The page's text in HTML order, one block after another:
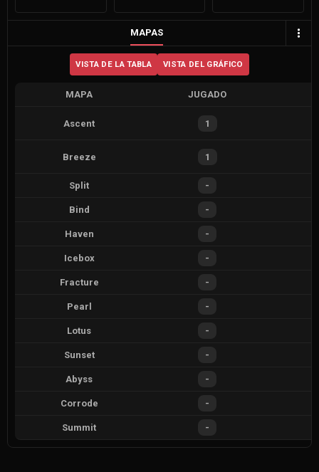
MAPAS
VISTA DE LA TABLA VISTA DEL GRÁFICO
MAPA JUGADO
Ascent 1
Breeze 1
Split -
Bind -
Haven -
Icebox -
Fracture -
Pearl -
Lotus -
Sunset -
Abyss -
Corrode -
Summit -